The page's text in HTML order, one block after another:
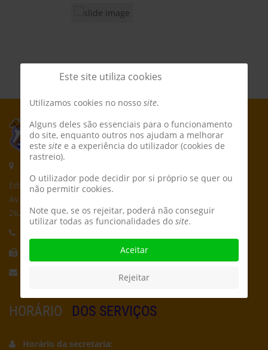
Edifício CPCD
Av. Póvoa de Dom Martinho
2625-235 Póvoa de Santa Iria
secretaria@cpcd.pt
HORÁRIO DOS SERVIÇOS
Horário da secretaria:
Este site utiliza cookies
Utilizamos cookies no nosso site.
Alguns deles são essenciais para o funcionamento
do site, enquanto outros nos ajudam a melhorar
este site e a experiência do utilizador (cookies de
rastreio).
O utilizador pode decidir por si próprio se quer ou
não permitir cookies.
Note que, se os rejeitar, poderá não conseguir
utilizar todas as funcionalidades do site.
Aceitar
Rejeitar